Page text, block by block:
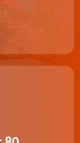
à notre